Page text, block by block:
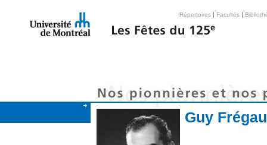
Répertoires | Facultés |
Guy